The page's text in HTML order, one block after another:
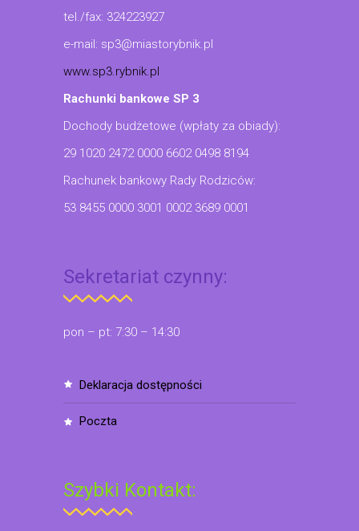
tel./fax: 324223927
e-mail: sp3@miastorybnik.pl
www.sp3.rybnik.pl
Rachunki bankowe SP 3
Dochody budżetowe (wpłaty za obiady):
29 1020 2472 0000 6602 0498 8194
Rachunek bankowy Rady Rodziców:
53 8455 0000 3001 0002 3689 0001
Sekretariat czynny:
pon – pt: 7:30 – 14:30
deklaracja dostępności
poczta
Szybki Kontakt: